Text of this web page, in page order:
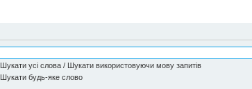
Шукати усі слова / Шукати використовуючи мову запитів
Шукати будь-яке слово